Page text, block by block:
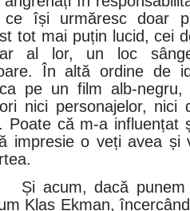
ce își urmăresc doar
tot mai puțin lucid, cei
al lor, un loc
În altă ordine de
pe un film alb-
nici personajelor, nici
Poate că m-a influențat
impresie o veți avea
dacă punem
Klas Ekman,